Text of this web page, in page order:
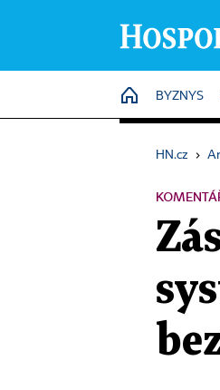
HOME
BYZNYS
HN.cz ›